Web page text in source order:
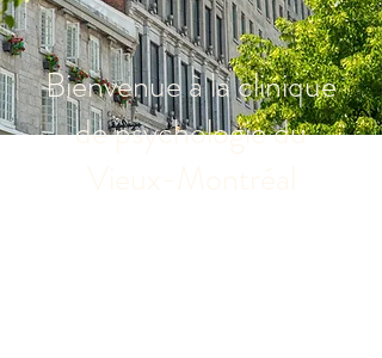
Bienvenue à la clinique
de psychologie du